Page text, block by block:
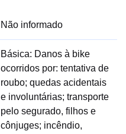
Não informado
Básica: Danos à bike
ocorridos por: tentativa de
roubo; quedas acidentais
e involuntárias; transporte
pelo segurado, filhos e
cônjuges; incêndio,